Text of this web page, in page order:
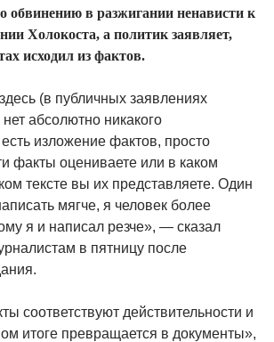
обвинению в разжигании ненависти к
Холокоста, а политик заявляет,
исходил из фактов.
(в публичных заявлениях
абсолютно никакого
изложение фактов, просто
факты оцениваете или в каком
тексте вы их представляете. Один
мягче, я человек более
я и написал резче», — сказал
в пятницу после
соответствуют действительности и
итоге превращается в документы»,